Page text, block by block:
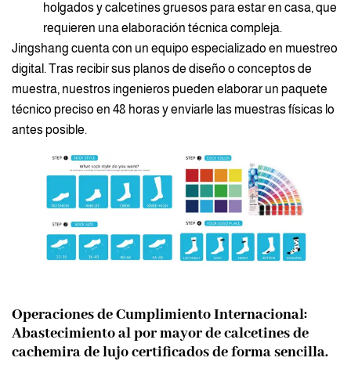
holgados y calcetines gruesos para estar en casa, que
requieren una elaboración técnica compleja.
Jingshang cuenta con un equipo especializado en muestreo
digital. Tras recibir sus planos de diseño o conceptos de
muestra, nuestros ingenieros pueden elaborar un paquete
técnico preciso en 48 horas y enviarle las muestras físicas lo
antes posible.
Operaciones de Cumplimiento Internacional:
Abastecimiento al por mayor de calcetines de
cachemira de lujo certificados de forma sencilla.